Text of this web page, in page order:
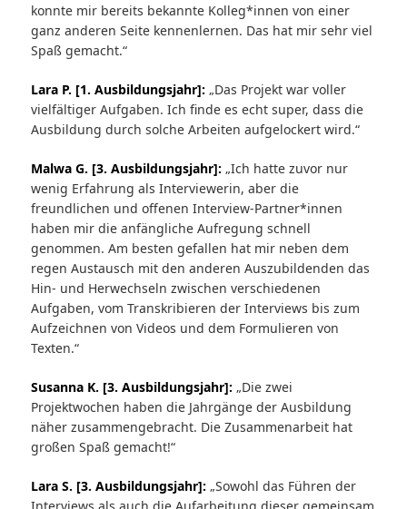
konnte mir bereits bekannte Kolleg*innen von einer
ganz anderen Seite kennenlernen. Das hat mir sehr viel
Spaß gemacht.“
Lara P. [1. Ausbildungsjahr]: „Das Projekt war voller
vielfältiger Aufgaben. Ich finde es echt super, dass die
Ausbildung durch solche Arbeiten aufgelockert wird.“
Malwa G. [3. Ausbildungsjahr]: „Ich hatte zuvor nur
wenig Erfahrung als Interviewerin, aber die
freundlichen und offenen Interview-Partner*innen
haben mir die anfängliche Aufregung schnell
genommen. Am besten gefallen hat mir neben dem
regen Austausch mit den anderen Auszubildenden das
Hin- und Herwechseln zwischen verschiedenen
Aufgaben, vom Transkribieren der Interviews bis zum
Aufzeichnen von Videos und dem Formulieren von
Texten.“
Susanna K. [3. Ausbildungsjahr]: „Die zwei
Projektwochen haben die Jahrgänge der Ausbildung
näher zusammengebracht. Die Zusammenarbeit hat
großen Spaß gemacht!“
Lara S. [3. Ausbildungsjahr]: „Sowohl das Führen der
Interviews als auch die Aufarbeitung dieser gemeinsam